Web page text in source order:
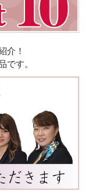
介！
です。